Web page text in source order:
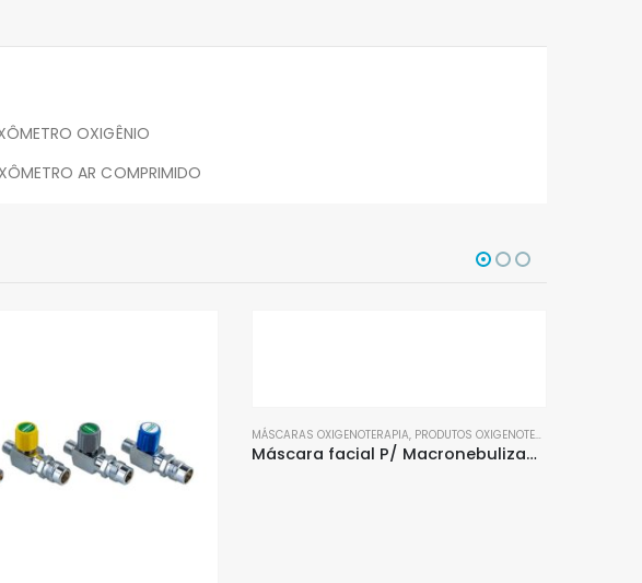
OXIGÊNIO
AR COMPRIMIDO